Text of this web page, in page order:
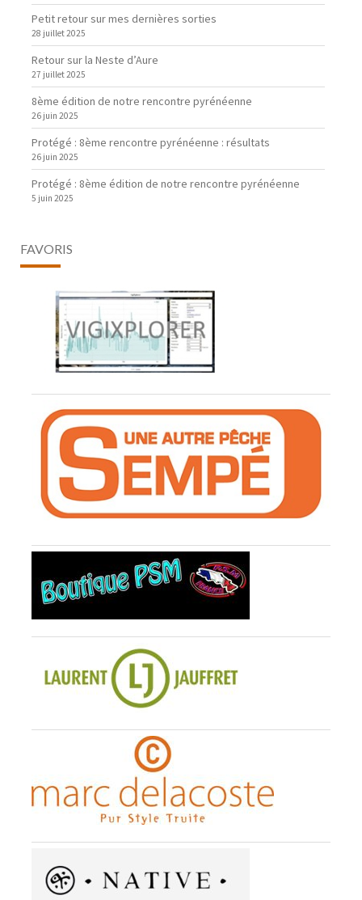
Petit retour sur mes dernières sorties
28 juillet 2025
Retour sur la Neste d’Aure
27 juillet 2025
8ème édition de notre rencontre pyrénéenne
26 juin 2025
Protégé : 8ème rencontre pyrénéenne : résultats
26 juin 2025
Protégé : 8ème édition de notre rencontre pyrénéenne
5 juin 2025
FAVORIS